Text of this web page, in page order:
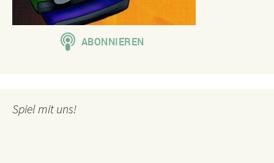
Spiel mit uns!